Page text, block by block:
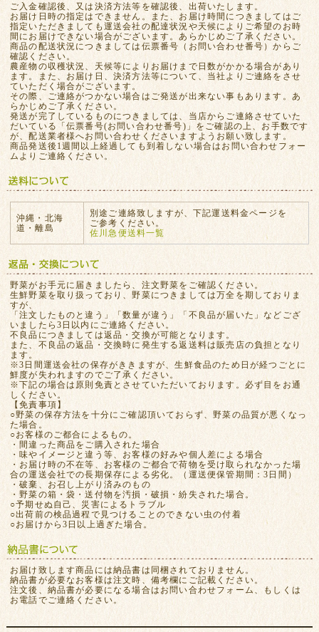
ご入金確認後、又は決済方法等を確認後、出荷いたします。
お届け日時の指定はできません。また、お届け時間につきましてはご
指定いただきましても運送会社の配達状況や天候によりご希望のお時
間にお届けできない場合がございます。あらかじめご了承ください。
商品の配送状況につきましては伝票番号（お問い合わせ番号）からご
確認ください。
農産物の収穫状況、天候等によりお届けまで日数がかかる場合があり
ます。また、お届け日、決済方法等について、当社よりご連絡をさせ
ていただく場合がございます。
その際、ご連絡がつかない場合はご発送が出来ない事もあります。あ
らかじめご了承ください。
発送が完了しているものにつきましては、当店からご連絡させていた
だいている「伝票番号(お問い合わせ番号)」をご確認の上、お手数です
が、配送業者様へお問い合わせくださいますようお願い致します。
商品発送後1週間以上経過しても到着しない場合はお問い合わせフォー
ムよりご連絡ください。
沖縄・北海
道・離島
別途ご連絡致しますが、下記運送料金ページを
ご参考ください。
佐川急便送料一覧
野菜がお手元に届きましたら、注文野菜をご確認ください。
生鮮野菜を取り扱っており、野菜につきましては万全を期しておりま
すが、
「注文したものと違う」「数量が違う」「不良品が届いた」などござ
いましたら3日以内にご連絡ください。
不良品につきましては返品・交換が可能となります。
また、不良品の返品・交換時に発生する返送料は販売店の負担となり
ます。
※3日間運送会社の保存がききますが、生鮮食品のため日が経つごとに
鮮度が失われますのでご了承ください。
※下記の場合は原則免責とさせていただいております。必ず目をお通
しください。
【免責事項】
○野菜の保存方法を十分にご確認頂いておらず、野菜の品質が悪くなっ
た場合。
○お客様のご都合によるもの。
・間違った商品をご購入された場合
・味やイメージと違う等、お客様の好みや個人差による場合
・お届け時の不在等、お客様のご都合で荷物を受け取られなかった場
合の運送会社での長期保存による劣化。（運送便保管期間：3日間）
・破棄、お召し上がり済みのもの
・野菜の箱・袋・送付物を汚損・破損・紛失された場合。
○予期せぬ自己、災害によるトラブル
○出荷前の検品過程で見つけることのできない虫の付着
○お届けから3日以上過ぎた場合。
お届け致します商品には納品書は同梱されておりません。
納品書が必要なお客様は注文時、備考欄にご記載ください。
注文後、納品書が必要になる場合はお問い合わせフォーム、もしくは
お電話でご連絡ください。